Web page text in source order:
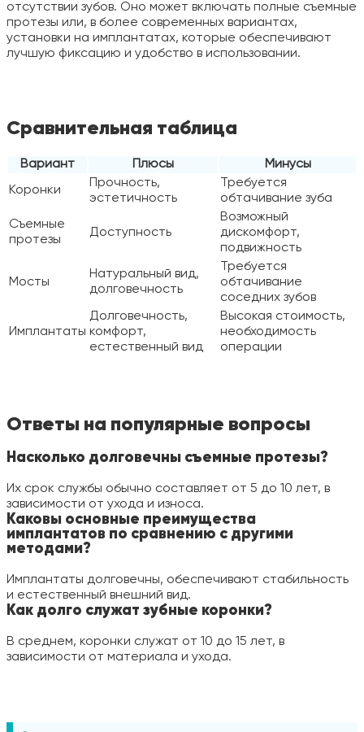
отсутствии зубов. Оно может включать полные съемные
протезы или, в более современных вариантах,
установки на имплантатах, которые обеспечивают
лучшую фиксацию и удобство в использовании.
Сравнительная таблица
Вариант Плюсы
Минусы
Коронки
Прочность,
эстетичность
Требуется
обтачивание зуба
Съемные
протезы
Доступность
Возможный
дискомфорт,
подвижность
Мосты
Натуральный вид,
долговечность
Требуется
обтачивание
соседних зубов
Имплантаты
Долговечность,
комфорт,
естественный вид
Высокая стоимость,
необходимость
операции
Ответы на популярные вопросы
Насколько долговечны съемные протезы?
Их срок службы обычно составляет от 5 до 10 лет, в
зависимости от ухода и износа.
Каковы основные преимущества
имплантатов по сравнению с другими
методами?
Имплантаты долговечны, обеспечивают стабильность
и естественный внешний вид.
Как долго служат зубные коронки?
В среднем, коронки служат от 10 до 15 лет, в
зависимости от материала и ухода.